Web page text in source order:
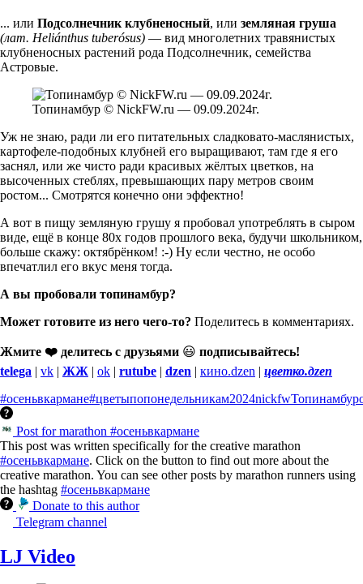
... или Подсолнечник клубненосный, или земляная груша
(лат. Heliánthus tuberósus) — вид многолетних травянистых
клубненосных растений рода Подсолнечник, семейства
Астровые.
Топинамбур © NickFW.ru — 09.09.2024г.
Уж не знаю, ради ли его питательных сладковато-маслянистых,
картофеле-подобных клубней его выращивают, там где я его
заснял, или же чисто ради красивых жёлтых цветков, на
высоченных стеблях, превышающих пару метров своим
ростом... Смотрятся конечно они эффектно!
А вот в пищу земляную грушу я пробовал употреблять в сыром
виде, ещё в конце 80х годов прошлого века, будучи школьником,
больше скажу: октябрёнком! :-) Ну если честно, не особо
впечатлил его вкус меня тогда.
А вы пробовали топинамбур?
Может готовите из него чего-то? Поделитесь в комментариях.
Жмите ❤️ делитесь с друзьями 😃 подписывайтесь!
telega | vk | ЖЖ | ok | rutube | dzen | кино.dzen | цветко.дzen
#осеньвкармане#цветыпопонедельникам2024nickfwТопинамбур
Post for marathon #осеньвкармане
This post was written specifically for the creative marathon
#осеньвкармане. Click on the button to find out more about the
creative marathon. You can see other posts by marathon runners using
the hashtag #осеньвкармане
Donate to this author
Telegram channel
LJ Video